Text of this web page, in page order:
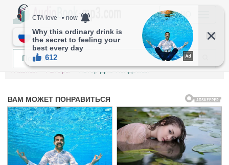
МЕНЮ
RU
Главная Авторы Автор Джо Холдеман